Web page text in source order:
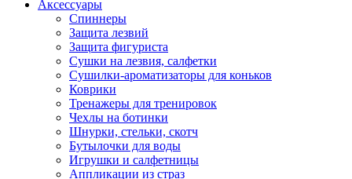
Аксессуары
Спиннеры
Защита лезвий
Защита фигуриста
Сушки на лезвия, салфетки
Сушилки-ароматизаторы для коньков
Коврики
Тренажеры для тренировок
Чехлы на ботинки
Шнурки, стельки, скотч
Бутылочки для воды
Игрушки и салфетницы
Аппликации из страз